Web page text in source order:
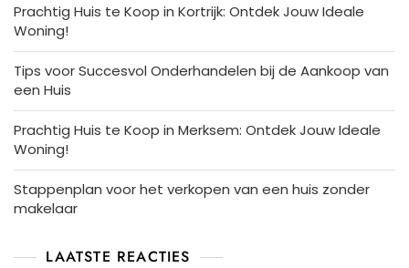
Prachtig Huis te Koop in Kortrijk: Ontdek Jouw Ideale
Woning!
Tips voor Succesvol Onderhandelen bij de Aankoop van
een Huis
Prachtig Huis te Koop in Merksem: Ontdek Jouw Ideale
Woning!
Stappenplan voor het verkopen van een huis zonder
makelaar
LAATSTE REACTIES